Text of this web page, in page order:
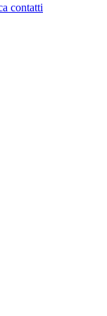
contatti